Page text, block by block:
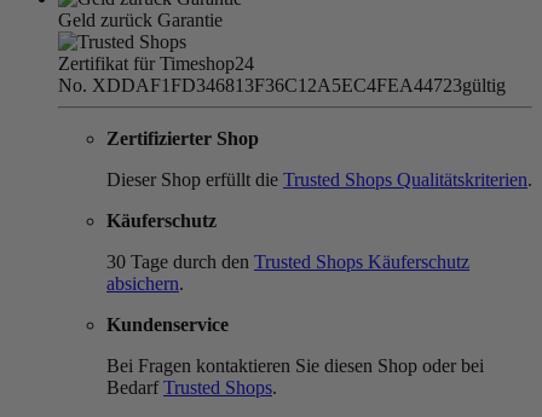
Geld zurück Garantie
Zertifikat für Timeshop24
No. XDDAF1FD346813F36C12A5EC4FEA44723gültig
Zertifizierter Shop
Dieser Shop erfüllt die Trusted Shops Qualitätskriterien.
Käuferschutz
30 Tage durch den Trusted Shops Käuferschutz
absichern.
Kundenservice
Bei Fragen kontaktieren Sie diesen Shop oder bei
BedarfTrusted Shops.